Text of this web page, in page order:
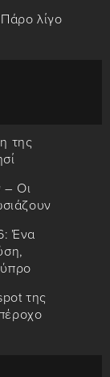
λίγο
της
– Οι
Ένα
της